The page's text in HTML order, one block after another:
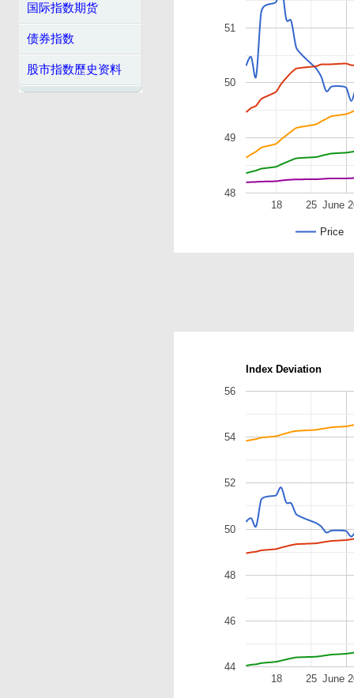
国际指数期货
债券指数
股市指数歷史资料
Price
June
18 25
48
49
50
51
Index Deviation
June
18 25
44
46
48
50
52
54
56